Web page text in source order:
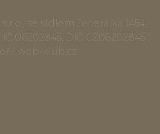
se sídlem Jenerálka 1454,
06202845, DIČ CZ06202845 |